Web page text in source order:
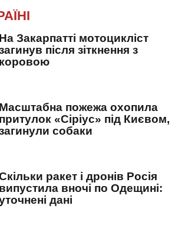
На Закарпатті мотоцикліст
після зіткнення з
коровою
Масштабна пожежа охопила
притулок «Сіріус» під Києвом,
собаки
ракет і дронів Росія
випустила вночі по Одещині:
дані